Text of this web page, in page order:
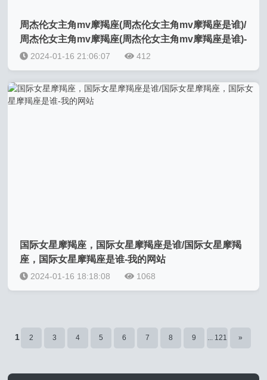
周杰伦女主角mv摩羯座(周杰伦女主角mv摩羯座是谁)/
周杰伦女主角mv摩羯座(周杰伦女主角mv摩羯座是谁)-
我的网站
2024-01-16 21:06:07 412
国际女星摩羯座，国际女星摩羯座是谁/国际女星摩羯
座，国际女星摩羯座是谁-我的网站
2024-01-16 18:18:08 1068
1 2 3 4 5 6 7 8 9 ... 121 »